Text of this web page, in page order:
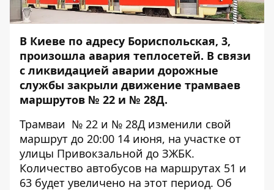
В Киеве по адресу Бориспольская, 3,
произошла авария теплосетей. В связи
с ликвидацией аварии дорожные
службы закрыли движение трамваев
маршрутов № 22 и № 28Д.
Трамваи № 22 и № 28Д изменили свой
маршрут до 20:00 14 июня, на участке от
улицы Привокзальной до ЗЖБК.
Количество автобусов на маршрутах 51 и
63 будет увеличено на этот период. Об